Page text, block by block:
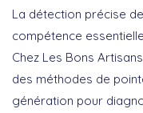
La détection précise
compétence
Chez Les Bons Artisans,
des méthodes de
génération pour